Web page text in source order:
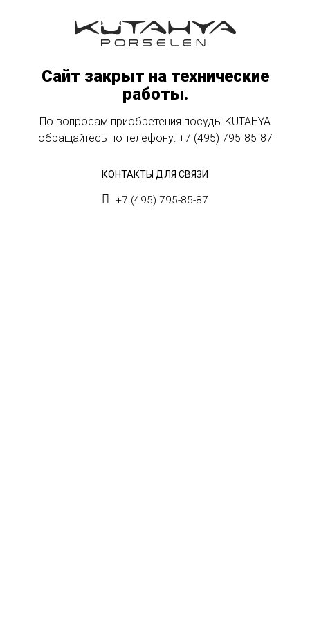
Сайт закрыт на технические
работы.
По вопросам приобретения посуды KUTAHYA
обращайтесь по телефону: +7 (495) 795-85-87
КОНТАКТЫ ДЛЯ СВЯЗИ
+7 (495) 795-85-87